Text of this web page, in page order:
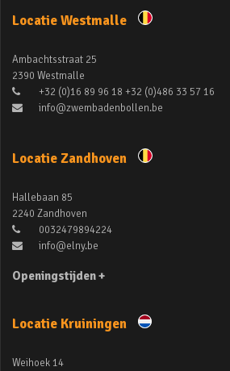
Locatie Westmalle
Ambachtsstraat 25
2390 Westmalle
+32 (0)16 89 96 18 +32 (0)486 33 57 16
info@zwembadenbollen.be
Locatie Zandhoven
Hallebaan 85
2240 Zandhoven
0032479894224
info@elny.be
Openingstijden +
Locatie Kruiningen
Weihoek 14